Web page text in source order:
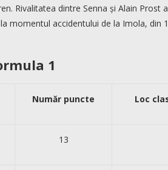
Rivalitatea dintre Senna și Alain Prost
momentul accidentului de la Imola, din
1
Număr puncte Loc
13